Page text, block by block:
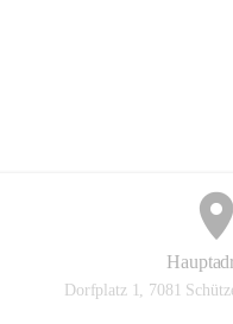
Dorfplatz 1, 7081